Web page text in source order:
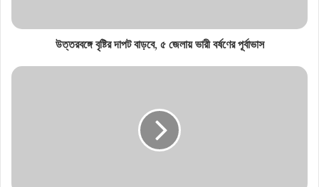
উত্তরবঙ্গে বৃষ্টির দাপট বাড়বে, ৫ জেলায় ভারী বর্ষণের পূর্বাভাস